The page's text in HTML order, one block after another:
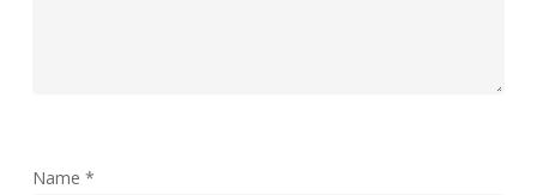
Name *